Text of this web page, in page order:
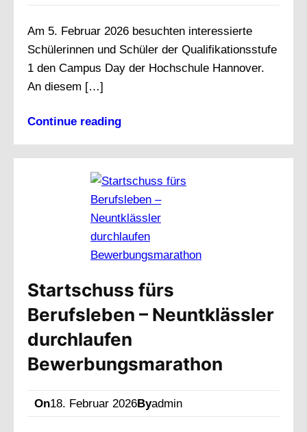
Am 5. Februar 2026 besuchten interessierte
Schülerinnen und Schüler der Qualifikationsstufe
1 den Campus Day der Hochschule Hannover.
An diesem […]
Continue reading
Startschuss fürs
Berufsleben – Neuntklässler
durchlaufen
Bewerbungsmarathon
On18. Februar 2026Byadmin